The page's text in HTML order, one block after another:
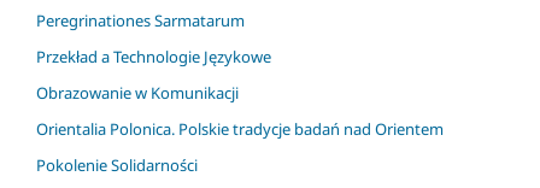
Peregrinationes Sarmatarum
Przekład a Technologie Językowe
Obrazowanie w Komunikacji
Orientalia Polonica. Polskie tradycje badań nad Orientem
Pokolenie Solidarności